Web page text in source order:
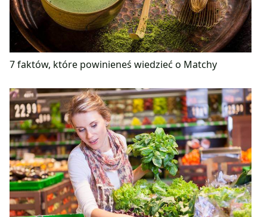
7 faktów, które powinieneś wiedzieć o Matchy